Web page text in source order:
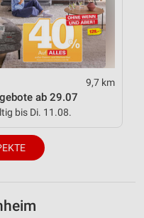
9,7 km
ab 29.07
bis Di. 11.08.